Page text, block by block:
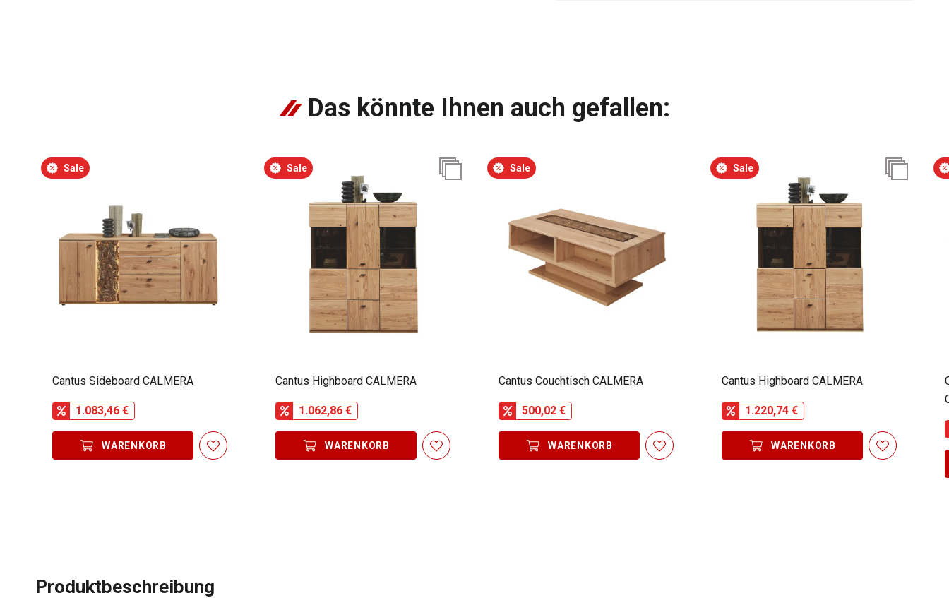
Das könnte Ihnen auch gefallen:
Sale
Cantus Sideboard CALMERA
1.083,46 €
WARENKORB
Sale
Cantus Highboard CALMERA
1.062,86 €
WARENKORB
Sale
Cantus Couchtisch CALMERA
500,02 €
WARENKORB
Sale
Cantus Highboard CALMERA
1.220,74 €
WARENKORB
Produktbeschreibung